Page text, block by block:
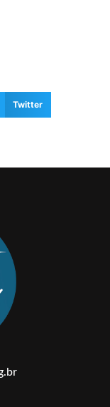
Twitter